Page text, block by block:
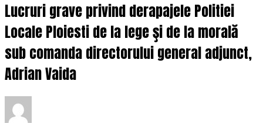
Lucruri grave privind derapajele Politiei
Locale Ploiesti de la lege şi de la morală
sub comanda directorului general adjunct,
Adrian Vaida